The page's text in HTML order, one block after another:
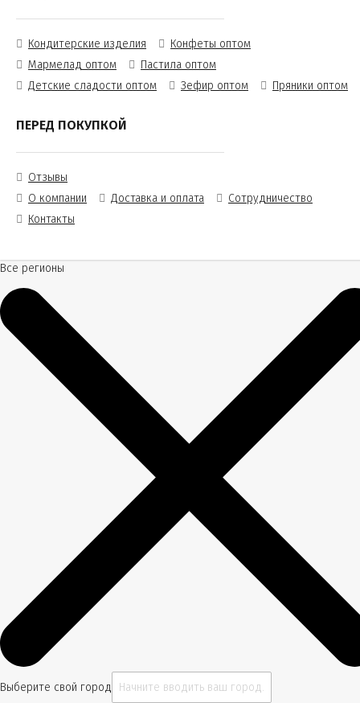
Кондитерские изделия
Конфеты оптом
Мармелад оптом
Пастила оптом
Детские сладости оптом
Зефир оптом Пряники оптом
ПЕРЕД ПОКУПКОЙ
Отзывы
О компании
Доставка и оплата
Сотрудничество
Контакты
Все регионы
Выберите свой город